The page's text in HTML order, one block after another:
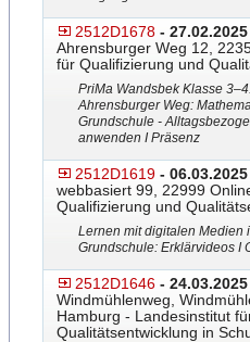
2512D1678 - 27.02.2025
Ahrensburger Weg 12,
für Qualifizierung und
PriMa Wandsbek Klasse
Ahrensburger Weg:
Grundschule -
anwenden I Präsenz
2512D1619 - 06.03.2025
webbasiert 99, 22999
Qualifizierung und
Lernen mit digitalen Medien
Grundschule: Erklärvideos I
2512D1646 - 24.03.2025
Windmühlenweg,
Hamburg - Landesinstitut
Qualitätsentwicklung in